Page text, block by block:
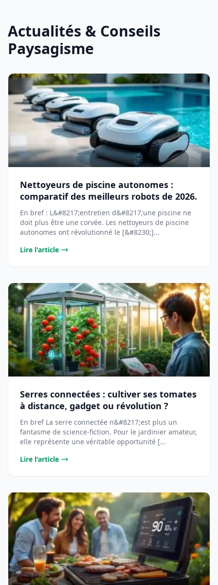
Actualités & Conseils
Paysagisme
Nettoyeurs de piscine autonomes :
comparatif des meilleurs robots de 2026.
En bref : L&#8217;entretien d&#8217;une piscine ne
doit plus être une corvée. Les nettoyeurs de piscine
autonomes ont révolutionné le [&#8230;]...
Lire l'article
Serres connectées : cultiver ses tomates
à distance, gadget ou révolution ?
En bref La serre connectée n&#8217;est plus un
fantasme de science-fiction. Pour le jardinier amateur,
elle représente une véritable opportunité [...
Lire l'article